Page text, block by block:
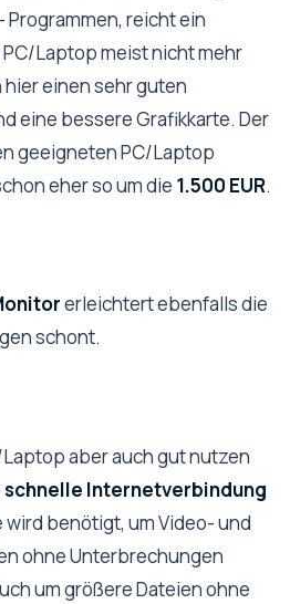
Programmen, reicht ein
Laptop meist nicht mehr
einen sehr guten
eine bessere Grafikkarte. Der
geeigneten PC/Laptop
eher so um die 1.500 EUR.
erleichtert ebenfalls die
schont.
aber auch gut nutzen
schnelle Internetverbindung
benötigt, um Video- und
ohne Unterbrechungen
um größere Dateien ohne